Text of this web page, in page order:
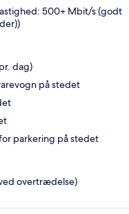
500+ Mbit/s (godt
dag)
på stedet
parkering på stedet
overtrædelse)